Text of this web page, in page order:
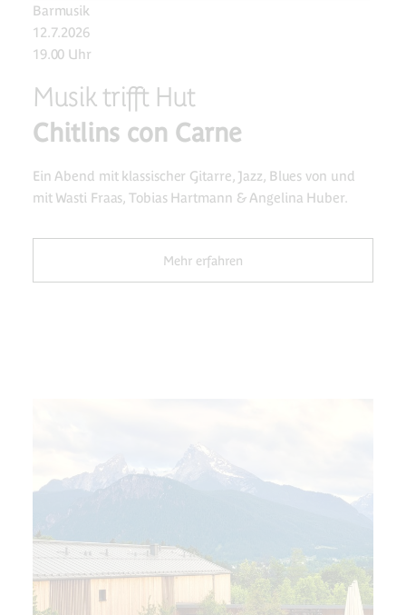
Barmusik
12.7.2026
19.00 Uhr
Musik trifft Hut
Chitlins con Carne
Ein Abend mit klassischer Gitarre, Jazz, Blues von und
mit Wasti Fraas, Tobias Hartmann & Angelina Huber.
Mehr erfahren